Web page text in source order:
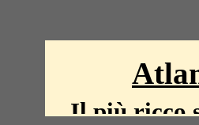
Il più ricco